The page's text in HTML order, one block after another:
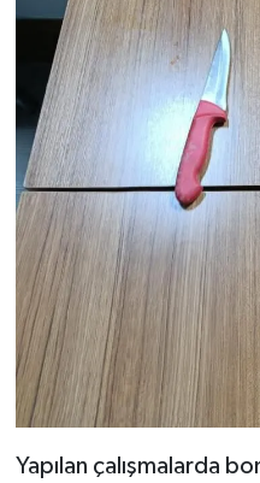
Yapılan çalışmalarda